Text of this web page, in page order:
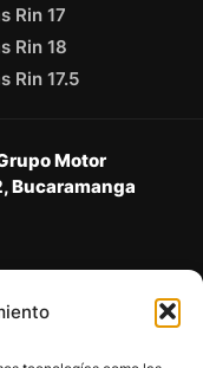
Rin 17
Rin 18
Rin 17.5
Motor
Bucaramanga